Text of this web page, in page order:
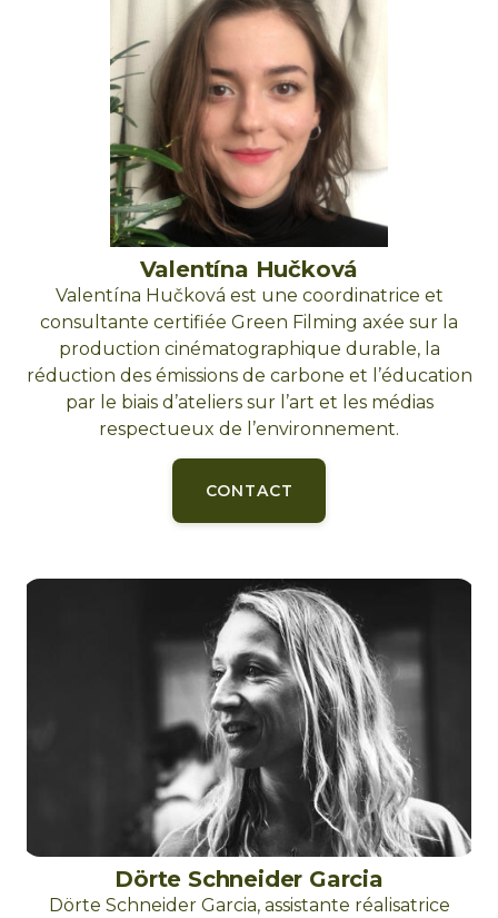
Valentína Hučková
Valentína Hučková est une coordinatrice et
consultante certifiée Green Filming axée sur la
production cinématographique durable, la
réduction des émissions de carbone et l’éducation
par le biais d’ateliers sur l’art et les médias
respectueux de l’environnement.
CONTACT
Dörte Schneider Garcia
Dörte Schneider Garcia, assistante réalisatrice